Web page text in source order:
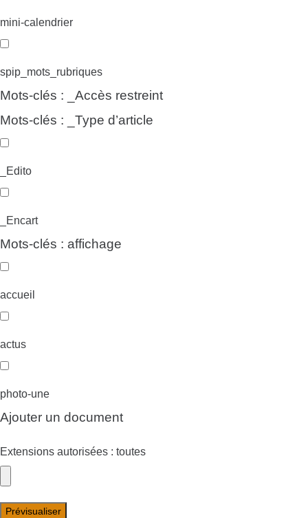
mini-calendrier
spip_mots_rubriques
Mots-clés : _Accès restreint
Mots-clés : _Type d’article
_Edito
_Encart
Mots-clés : affichage
accueil
actus
photo-une
Ajouter un document
Extensions autorisées : toutes